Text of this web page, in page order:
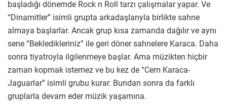
başladığı dönemde Rock n Roll tarzı çalışmalar yapar. Ve
“Dinamitler” isimli grupta arkadaşlarıyla birlikte sahne
almaya başlarlar. Ancak grup kısa zamanda dağılır ve aynı
sene “Bekledikleriniz” ile geri döner sahnelere Karaca. Daha
sonra tiyatroyla ilgilenmeye başlar. Ama müzikten hiçbir
zaman kopmak istemez ve bu kez de “Cem Karaca-
Jaguarlar” isimli grubu kurar. Bundan sonra da farklı
gruplarla devam eder müzik yaşamına.